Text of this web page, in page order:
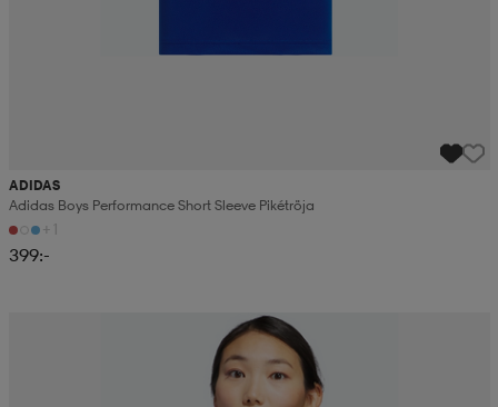
ADIDAS
Adidas Boys Performance Short Sleeve Pikétröja
+1
399:-